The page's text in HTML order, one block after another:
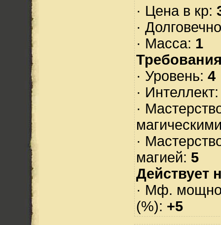
· Цена в кр:
·
· Масса: 1
· Уровень: 4
·
·
·
магией: 5
Действует
· Мф.
(%): +5